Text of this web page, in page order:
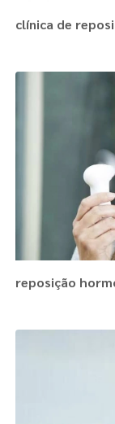
clínica de
reposição